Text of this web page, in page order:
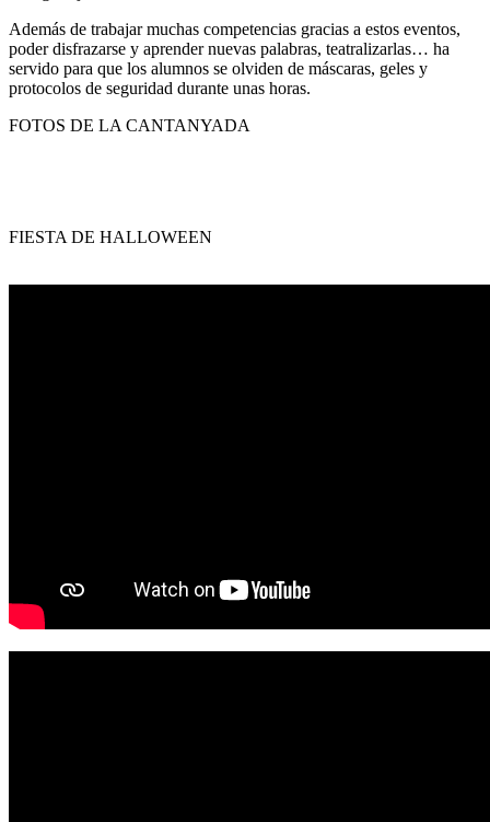
Además de trabajar muchas competencias gracias a estos eventos,
poder disfrazarse y aprender nuevas palabras, teatralizarlas… ha
servido para que los alumnos se olviden de máscaras, geles y
protocolos de seguridad durante unas horas.
FOTOS DE LA CANTANYADA
FIESTA DE HALLOWEEN